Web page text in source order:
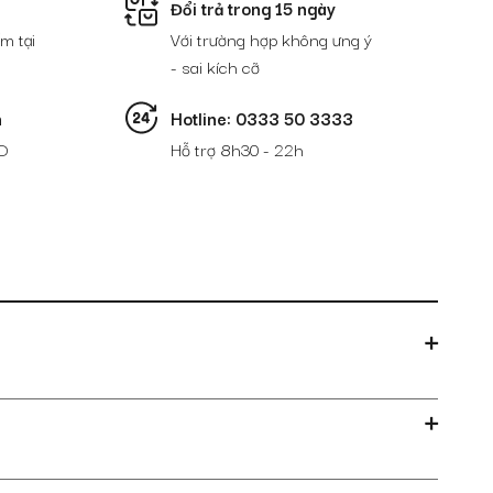
tại
Đổi trả trong 15 ngày
Với trường hợp không ưng ý
- sai kích cỡ
Hotline: 0333 50 3333
Hỗ trợ 8h30 - 22h